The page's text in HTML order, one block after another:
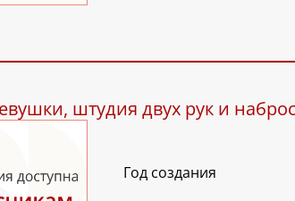
штудия двух рук и
Год создания